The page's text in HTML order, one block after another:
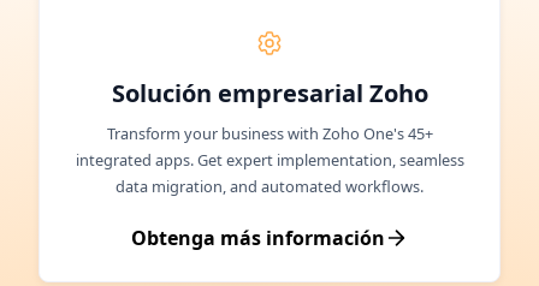
Solución empresarial Zoho
Transform your business with Zoho One's 45+
integrated apps. Get expert implementation, seamless
data migration, and automated workflows.
Obtenga más información